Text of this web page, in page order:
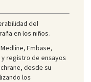
del
en los niños.
Embase,
y registro de ensayos
desde su
los